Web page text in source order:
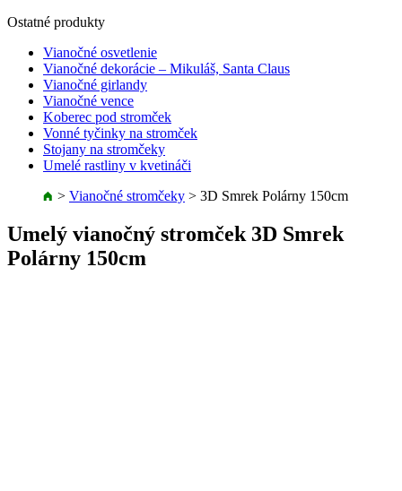
Ostatné produkty
Vianočné osvetlenie
Vianočné dekorácie – Mikuláš, Santa Claus
Vianočné girlandy
Vianočné vence
Koberec pod stromček
Vonné tyčinky na stromček
Stojany na stromčeky
Umelé rastliny v kvetináči
> Vianočné stromčeky > 3D Smrek Polárny 150cm
Umelý vianočný stromček 3D Smrek
Polárny 150cm